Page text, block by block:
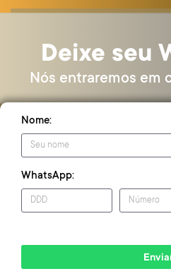
Deixe seu
Nós entraremos em
Nome:
WhatsApp: